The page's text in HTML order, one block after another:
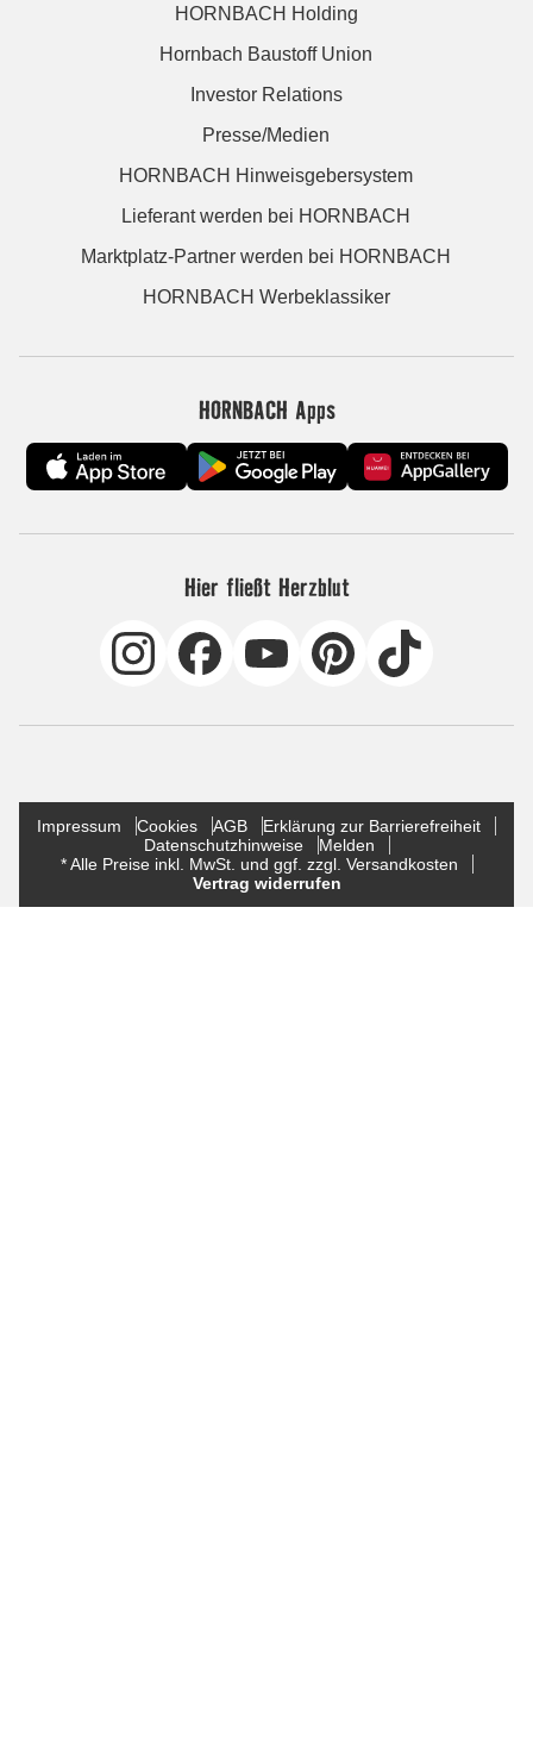
HORNBACH Holding
Hornbach Baustoff Union
Investor Relations
Presse/Medien
HORNBACH Hinweisgebersystem
Lieferant werden bei HORNBACH
Marktplatz-Partner werden bei HORNBACH
HORNBACH Werbeklassiker
HORNBACH Apps
Hier fließt Herzblut
Impressum Cookies AGB
Erklärung zur Barrierefreiheit
Datenschutzhinweise
Melden
* Alle Preise inkl. MwSt. und ggf. zzgl. Versandkosten
Vertrag widerrufen